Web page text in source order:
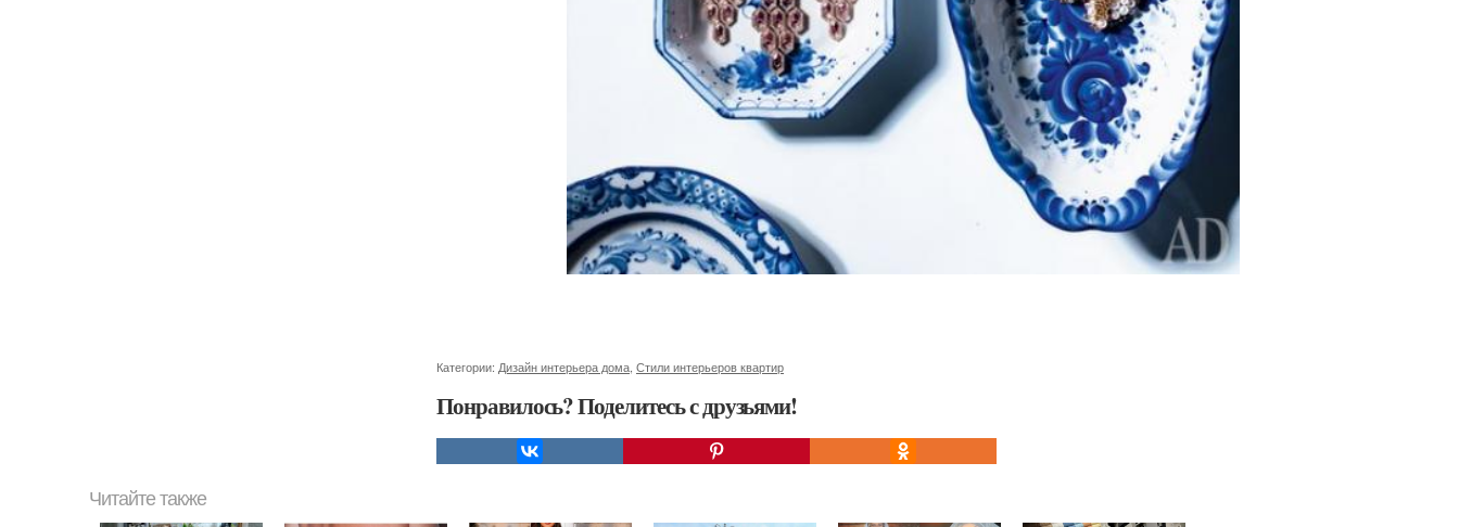
Категории: Дизайн интерьера дома, Стили интерьеров квартир
Понравилось? Поделитесь с друзьями!
Читайте также